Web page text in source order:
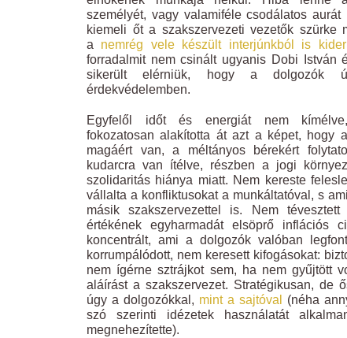
személyét, vagy valamiféle csodálatos
kiemeli őt a szakszervezeti vezetők szürke
a nemrég vele készült interjúnkból is
forradalmit nem csinált ugyanis Dobi István
sikerült elérniük, hogy a dolgozók
érdekvédelemben.
Egyfelől időt és energiát nem
fokozatosan alakította át azt a képet, hogy
magáért van, a méltányos bérekért
kudarcra van ítélve, részben a jogi
szolidaritás hiánya miatt. Nem kereste
vállalta a konfliktusokat a munkáltatóval, s
másik szakszervezettel is. Nem
értékének egyharmadát elsöprő inflációs
koncentrált, ami a dolgozók valóban
korrumpálódott, nem keresett kifogásokat:
nem ígérne sztrájkot sem, ha nem gyűjtött
aláírást a szakszervezet. Stratégikusan, de
úgy a dolgozókkal, mint a sajtóval
(néha
szó szerinti idézetek használatát
megnehezítette).